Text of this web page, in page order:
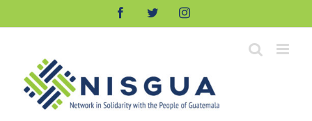
FacebookTwitterInstagram